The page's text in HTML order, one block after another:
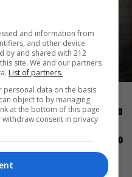
ΠΡΟΣΩΠΑ
Βαγγέλης Μπίκος: Έμαθα να
δίνω αξία στο ποιος είμαι
πάνω στη σκηνή και όχι στο
πως χορεύω
and information from
and other device
by and shared with 212
site. We and our partners
List of partners.
personal data on the basis
object to by managing
at the bottom of this page
consent in privacy